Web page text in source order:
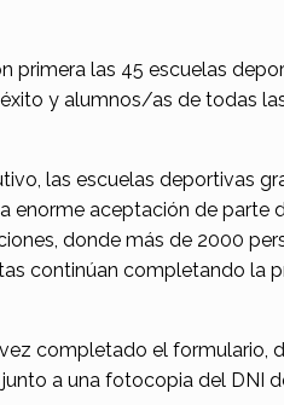
primera las 45 escuelas
y alumnos/as de todas
las escuelas deportivas
enorme aceptación de parte
donde más de 2000
continúan completando la
completado el formulario,
a una fotocopia del DNI